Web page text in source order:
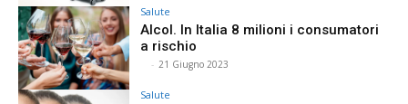
Salute
Alcol. In Italia 8 milioni i consumatori
a rischio
- 21 Giugno 2023
Salute